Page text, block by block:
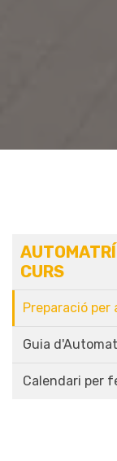
CURS
Preparació
Guia
Calendari per